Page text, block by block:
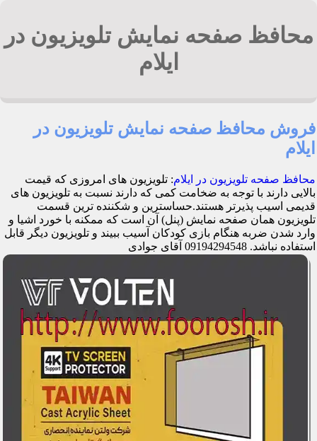
محافظ صفحه نمایش تلویزیون در
ایلام
فروش محافظ صفحه نمایش تلویزیون در
ایلام
محافظ صفحه تلویزیون در ایلام: تلویزیون های امروزی که قیمت
بالایی دارند با توجه به ضخامت کمی که دارند نسبت به تلویزیون های
قدیمی اسیب پذیرتر هستند.حساسترین و شکننده ترین قسمت
تلویزیون همان صفحه نمایش (پنل) آن است که ممکنه با خورد اشیا و
وارد شدن ضربه هنگام بازی کودکان آسیب ببیند و تلویزیون دیگر قابل
استفاده نباشد. 09194294548 آقای جوادی